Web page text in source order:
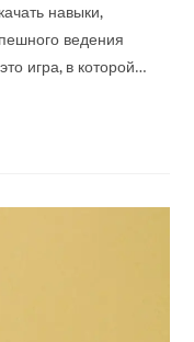
навыки,
ведения
игра, в которой…